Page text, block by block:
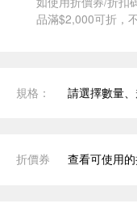
品滿$2,000可折，
規格： 請選擇數量
折價券 查看可使用